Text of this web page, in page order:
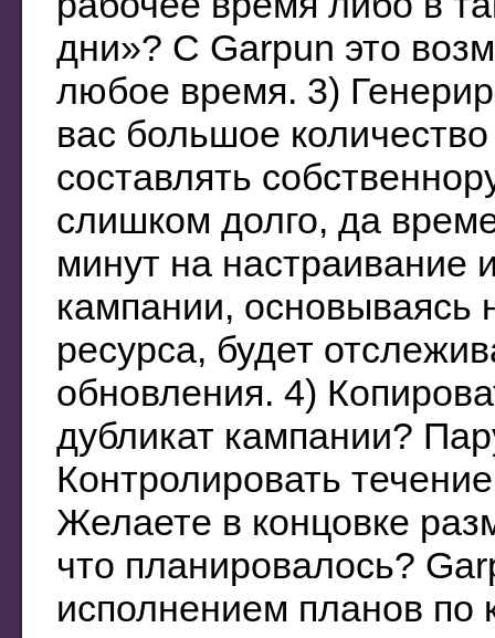
дни»? C Garpun это
любое время. 3)
вас большое
составлять
слишком долго, да
минут на настраивание
кампании,
ресурса, будет
обновления. 4)
дубликат кампании?
Контролировать
Желаете в концовке
что планировалось?
исполнением планов по